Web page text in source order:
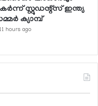
സ്റ്റുഡന്റ്‌സ് ഇന്ത്യ
ക്യാമ്പ്
11 hours ago